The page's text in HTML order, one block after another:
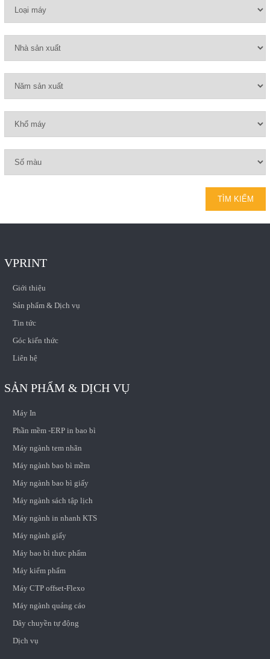
VPRINT
Giới thiệu
Sản phẩm & Dịch vụ
Tin tức
Góc kiến thức
Liên hệ
SẢN PHẨM & DỊCH VỤ
Máy In
Phần mềm -ERP in bao bì
Máy ngành tem nhãn
Máy ngành bao bì mềm
Máy ngành bao bì giấy
Máy ngành sách tập lịch
Máy ngành in nhanh KTS
Máy ngành giấy
Máy bao bì thực phẩm
Máy kiểm phẩm
Máy CTP offset-Flexo
Máy ngành quảng cáo
Dây chuyền tự động
Dịch vụ